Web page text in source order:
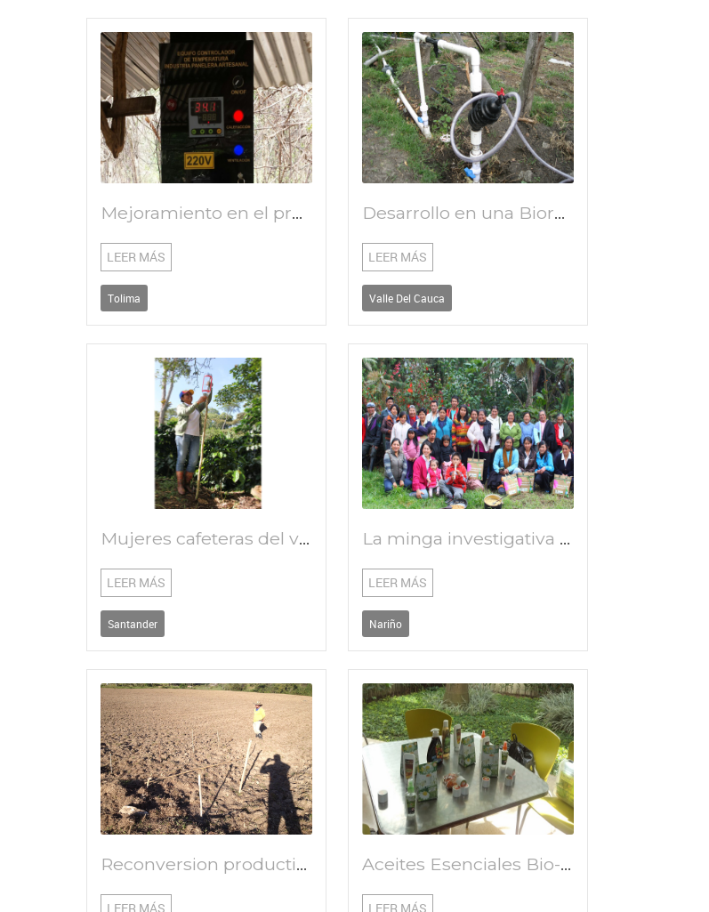
Mejoramiento en el proceso de producción de panela artesanal mediante la implementación de un lector y controlador de temperatura portátil con brazo articulado.
LEER MÁS
Tolima
Desarrollo en una Bioregion del valle del cauca
LEER MÁS
Valle Del Cauca
Mujeres cafeteras del valle de san josé comprometidas con la calidad de los productos y la sostenibilidad ambiental
LEER MÁS
Santander
La minga investigativa por la conservación de la vida en todas su formas
LEER MÁS
Nariño
Reconversion productiva de las fincas productoras de leche de los asociados a PROLESAN
LEER MÁS
Aceites Esenciales Bio-ecológicos para la Seguridad Alimentatia
LEER MÁS